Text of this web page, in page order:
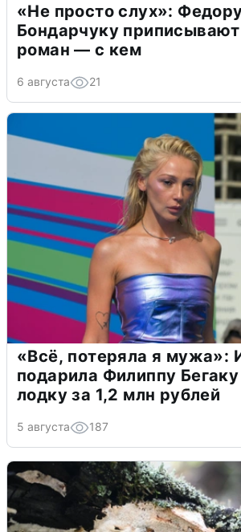
«Не просто слух»:
Бондарчуку
роман — с кем
6 августа 21
«Всё, потеряла я мужа»:
подарила Филиппу
лодку за 1,2 млн рублей
5 августа 187